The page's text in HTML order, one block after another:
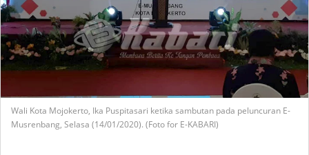
Wali Kota Mojokerto, Ika Puspitasari ketika sambutan pada peluncuran E-
Musrenbang, Selasa (14/01/2020). (Foto for E-KABARI)